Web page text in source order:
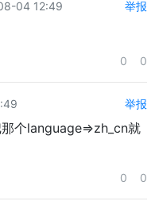
04 12:49 举报
0 0
举报
个language=>zh_cn就
0 0